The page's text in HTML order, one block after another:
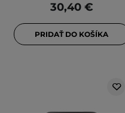
30,40 €
PRIDAŤ DO KOŠÍKA